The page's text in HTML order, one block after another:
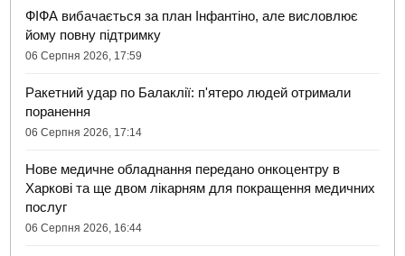
ФІФА вибачається за план Інфантіно, але висловлює
йому повну підтримку
06 Серпня 2026, 17:59
Ракетний удар по Балаклії: п'ятеро людей отримали
поранення
06 Серпня 2026, 17:14
Нове медичне обладнання передано онкоцентру в
Харкові та ще двом лікарням для покращення медичних
послуг
06 Серпня 2026, 16:44